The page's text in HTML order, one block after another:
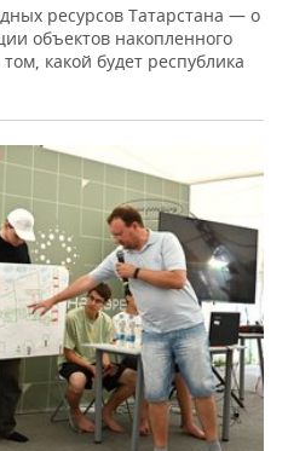
ресурсов Татарстана — о
объектов накопленного
какой будет республика